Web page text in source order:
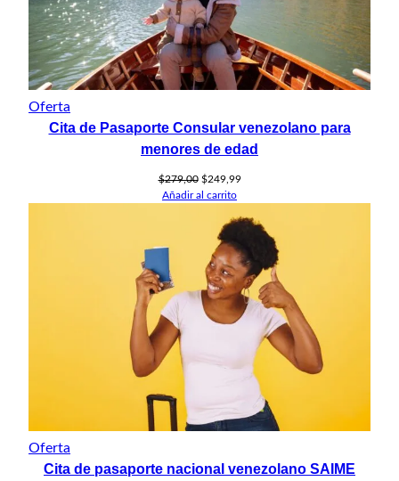
Oferta
en
Cita de Pasaporte Consular venezolano para
menores de edad
$279,00 El
precio
$279,00.
$249,99El
es:
$249,99.
Añadir al carrito
Oferta
en
Cita de pasaporte nacional venezolano SAIME